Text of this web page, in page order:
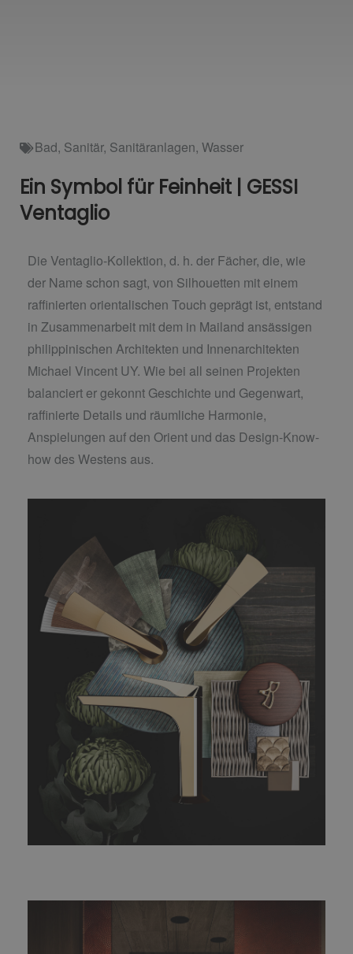
Bad, Sanitär, Sanitäranlagen, Wasser
Ein Symbol für Feinheit | GESSI
Ventaglio
Die Ventaglio-Kollektion, d. h. der Fächer, die, wie
der Name schon sagt, von Silhouetten mit einem
raffinierten orientalischen Touch geprägt ist, entstand
in Zusammenarbeit mit dem in Mailand ansässigen
philippinischen Architekten und Innenarchitekten
Michael Vincent UY. Wie bei all seinen Projekten
balanciert er gekonnt Geschichte und Gegenwart,
raffinierte Details und räumliche Harmonie,
Anspielungen auf den Orient und das Design-Know-
how des Westens aus.